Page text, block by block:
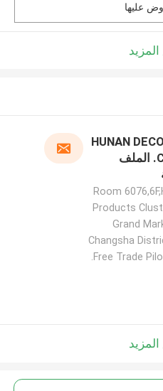
عليها
HUNAN
CHAIN CO., LTD. الملف
Room
Products
Grand
Changsha